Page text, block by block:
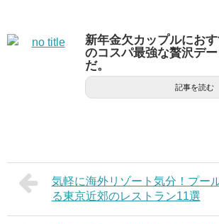
新年金欠カップルにお
のコスパ最強な贅沢デ
だ。
記事を読む
気軽に海外リゾート気分！プー
る東京近郊のレストラン11選